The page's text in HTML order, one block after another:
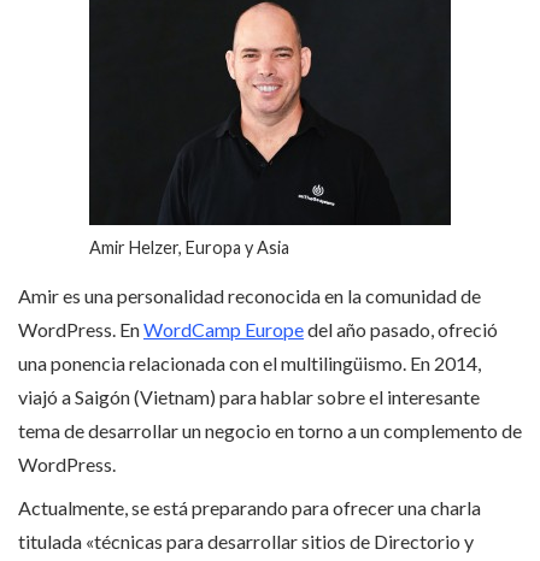
Amir Helzer, Europa y Asia
Amir es una personalidad reconocida en la comunidad de
WordPress. EnWordCamp Europedel año pasado, ofreció
una ponencia relacionada con el multilingüismo. En 2014,
viajó a Saigón (Vietnam) para hablar sobre el interesante
tema de desarrollar un negocio en torno a un complemento de
WordPress.
Actualmente, se está preparando para ofrecer una charla
titulada «técnicas para desarrollar sitios de Directorio y